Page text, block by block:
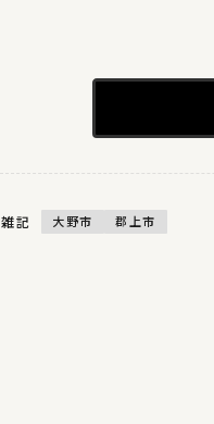
雑記 大野市 郡上市